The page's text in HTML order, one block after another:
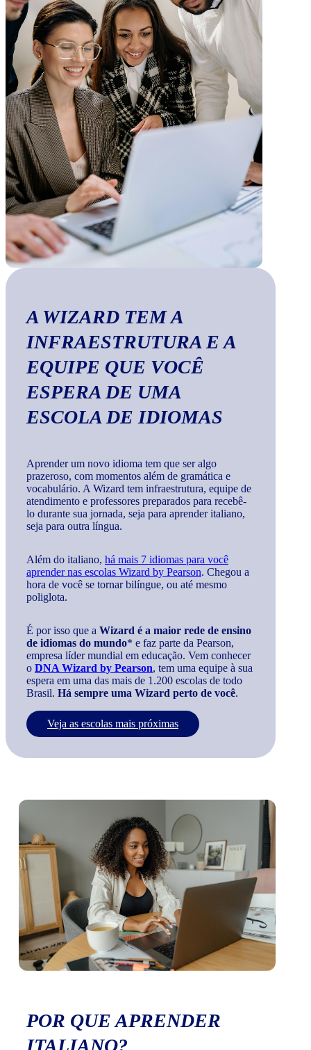
A WIZARD TEM A
INFRAESTRUTURA E A
EQUIPE QUE VOCÊ
ESPERA DE UMA
ESCOLA DE IDIOMAS
Aprender um novo idioma tem que ser algo
prazeroso, com momentos além de gramática e
vocabulário. A Wizard tem infraestrutura, equipe de
atendimento e professores preparados para recebê-
lo durante sua jornada, seja para aprender italiano,
seja para outra língua.
Além do italiano, há mais 7 idiomas para você
aprender nas escolas Wizard by Pearson. Chegou a
hora de você se tornar bilíngue, ou até mesmo
poliglota.
É por isso que a Wizard é a maior rede de ensino
de idiomas do mundo* e faz parte da Pearson,
empresa líder mundial em educação. Vem conhecer
o DNA Wizard by Pearson, tem uma equipe à sua
espera em uma das mais de 1.200 escolas de todo
Brasil. Há sempre uma Wizard perto de você.
Veja as escolas mais próximas
POR QUE APRENDER
ITALIANO?